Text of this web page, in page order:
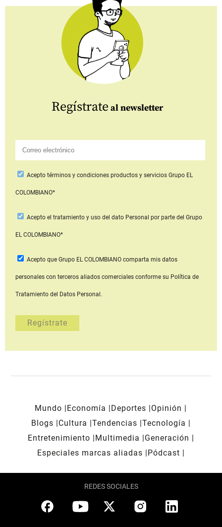
Regístrate al newsletter
Aceptotérminos y condiciones productos y serviciosGrupo EL
COLOMBIANO*
Acepto el tratamiento y uso del dato Personal por parte del Grupo
EL COLOMBIANO*
Acepto que Grupo EL COLOMBIANOcomparta mis datos
personales con terceros aliados comerciales conforme su Política de
Tratamiento del Datos Personal.
Mundo Economía Deportes
Opinión
Blogs
Cultura Tendencias Tecnología
Entretenimiento
Multimedia
Generación
Especiales marcas aliadas
Pódcast
REDES SOCIALES